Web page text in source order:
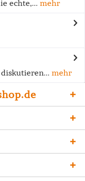
echte,... mehr
mehr